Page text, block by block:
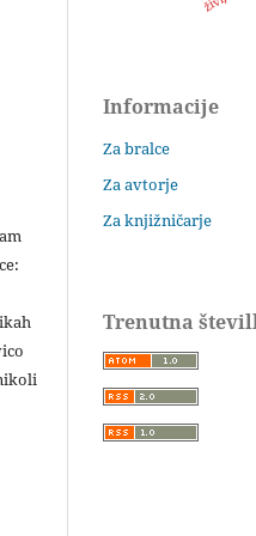
Informacije
Za bralce
Za avtorje
Za knjižničarje
Trenutna